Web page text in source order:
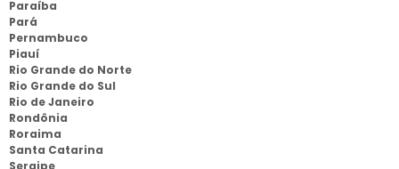
Paraíba
Pará
Pernambuco
Piauí
Rio Grande do Norte
Rio Grande do Sul
Rio de Janeiro
Rondônia
Roraima
Santa Catarina
Sergipe